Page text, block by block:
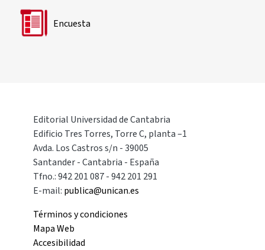
Encuesta
Editorial Universidad de Cantabria
Edificio Tres Torres, Torre C, planta –1
Avda. Los Castros s/n - 39005
Santander - Cantabria - España
Tfno.: 942 201 087 - 942 201 291
E-mail: publica@unican.es
Términos y condiciones
Mapa Web
Accesibilidad